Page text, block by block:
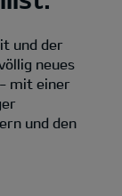
und der
neues
mit einer
und den